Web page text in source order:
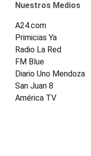
Nuestros Medios
A24.com
Primicias Ya
Radio La Red
FM Blue
Diario Uno Mendoza
San Juan 8
América TV